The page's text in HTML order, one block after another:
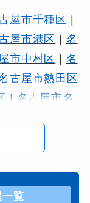
屋市千種区 |
屋市港区 | 名
市中村区 | 名
古屋市熱田区
| 名古屋市名
（大口町・扶
楽郡（設楽
府市
覧